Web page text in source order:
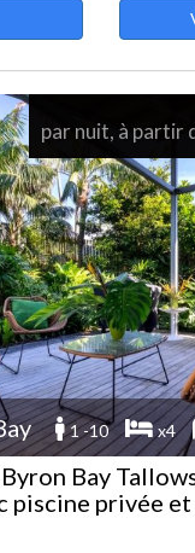
par nuit, à partir
1 -10 x4
Bay
piscine privée